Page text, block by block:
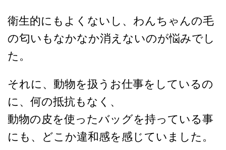
衛生的にもよくないし、わんちゃんの毛
の匂いもなかなか消えないのが悩みでし
た。
それに、動物を扱うお仕事をしているの
に、何の抵抗もなく、
動物の皮を使ったバッグを持っている事
にも、どこか違和感を感じていました。